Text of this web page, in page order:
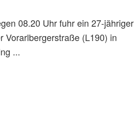
08.20 Uhr fuhr ein 27-jähriger
Vorarlbergerstraße (L190) in
...